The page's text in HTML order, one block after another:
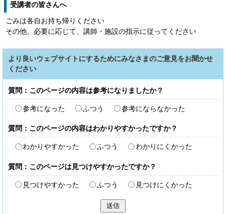
受講者の皆さんへ
ごみは各自お持ち帰りください
その他、必要に応じて、講師・施設の指示に従ってください
より良いウェブサイトにするためにみなさまのご意見をお聞かせ
ください
質問：このページの内容は参考になりましたか？
参考になった ふつう 参考にならなかった
質問：このページの内容はわかりやすかったですか？
わかりやすかった ふつう わかりにくかった
質問：このページは見つけやすかったですか？
見つけやすかった ふつう 見つけにくかった
送信